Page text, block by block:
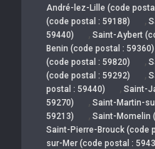
André-lez-Lille (code
(code postal : 59188)
,
59440)
, Saint-Aybert
Benin (code postal : 59360)
(code postal : 59820)
,
(code postal : 59292)
,
postal : 59440)
, Saint-
59270)
, Saint-Martin-
59213)
, Saint-Momelin
Saint-Pierre-Brouck (code
sur-Mer (code postal :